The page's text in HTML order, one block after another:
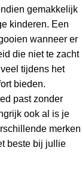
gemakkelijk
kinderen. Een
wanneer er
die niet te zacht
tijdens het
bieden.
past zonder
ook al is je
merken
beste bij jullie